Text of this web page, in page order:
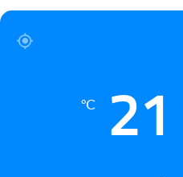
21
℃